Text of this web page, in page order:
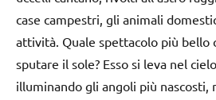
case campestri, gli animali
attività. Quale spettacolo più bello
sputare il sole? Esso si leva nel
illuminando gli angoli più